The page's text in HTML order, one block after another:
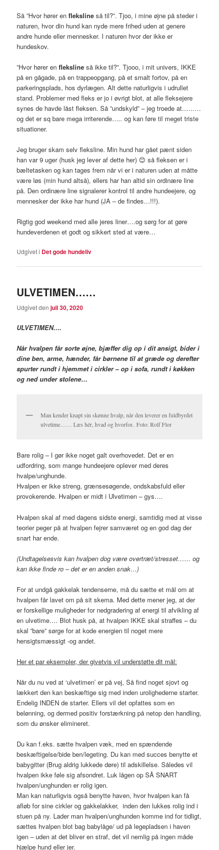
Så ”Hvor hører enfleksline så til?”. Tjoo, i mine øjne på steder i
naturen, hvor din hund kan nyde mere frihed uden at genere
andre hunde eller mennesker. I naturen hvor der ikke er
hundeskov.
”Hvor hører enfleksline så ikke til?”. Tjooo, i mit univers, IKKE
på en gågade, på en trappeopgang, på et smalt fortov, på en
parkeringsplads, hos dyrlægen. Alt dette naturligvis i udrullet
stand. Problemer med fleks er jo i øvrigt blot, at alle fleksejere
synes de havde låst fleksen. Så ”undskyld” – jeg troede at………
og det er sq bare mega irriterende….. og kan føre til meget triste
situationer.
Jeg bruger skam selv fleksline. Min hund har gået pænt siden
han var 9 uger (husk jeg lever af dette her) 😊 så fleksen er i
bæltetasken og kan tages frem når vi er i naturen uden at måtte
være løs (min hund altså), ellers har han altid sin ordinære line
på. Den ordinære line signalerer kontrol til andre hundeejere, og
mennesker der ikke har hund (JA – de findes…!!!).
Rigtig god weekend med alle jeres liner….og sørg for at gøre
hundeverdenen et godt og sikkert sted at være…
Udgivet i Det gode hundeliv
ULVETIMEN……
Udgivet denjuli 30, 2020
ULVETIMEN….
Når hvalpen får sorte øjne, bjæffer dig op i dit ansigt, bider i
dine ben, arme, hænder, får børnene til at græde og derefter
spurter rundt i hjemmet i cirkler – op i sofa, rundt i køkken
og ned under stolene…
Man kender knapt sin skønne hvalp, når den leverer en fuldbyrdet
ulvetime…… Læs hér, hvad og hvorfor.. Foto: Rolf Flor
Bare rolig – I gør ikke noget galt overhovedet. Det er en
udfordring, som mange hundeejere oplever med deres
hvalpe/unghunde.
Hvalpen er ikke streng, grænsesøgende, ondskabsfuld eller
provokerende. Hvalpen er midt i Ulvetimen – gys….
Hvalpen skal af med dagens sidste energi, samtidig med at visse
teorier peger på at hvalpen fejrer samværet og en god dag der
snart har ende.
(Undtagelsesvis kan hvalpen dog være overtræt/stresset…… og
kan ikke finde ro – det er en anden snak…)
For at undgå gakkelak tendenserne, må du sætte et mål om at
hvalpen får lavet om på sit skema. Med dette mener jeg, at der
er forskellige muligheder for nedgradering af energi til afvikling af
en ulvetime…. Blot husk på, at hvalpen IKKE skal straffes – du
skal ”bare” sørge for at kode energien til noget mere
hensigtsmæssigt -og andet.
Her et par eksempler, der givetvis vil understøtte dit mål:
Når du nu ved at ‘ulvetimen’ er på vej, Så find noget sjovt og
lækkert den kan beskæftige sig med inden urolighederne starter.
Endelig INDEN de starter. Ellers vil det opfattes som en
belønning, og dermed positiv forstærkning på netop den handling,
som du ønsker elimineret.
Du kan f.eks. sætte hvalpen væk, med en spændende
beskæftigelse/bide ben/legeting. Du kan med succes benytte et
babygitter (Brug aldrig lukkede døre) til adskillelse. Således vil
hvalpen ikke føle sig afsondret. Luk lågen op SÅ SNART
hvalpen/unghunden er rolig igen.
Man kan naturligvis også benytte haven, hvor hvalpen kan få
afløb for sine cirkler og gakkelakker, inden den lukkes rolig ind i
stuen på ny. Lader man hvalpen/unghunden komme ind for tidligt,
sættes hvalpen blot bag babylåge/ ud på legepladsen i haven
igen – uden at det bliver en straf, det vil nemlig på ingen måde
hjælpe hund eller jer.